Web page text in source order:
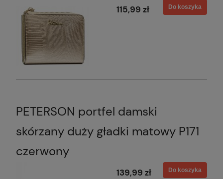
115,99 zł Do koszyka
PETERSON portfel damski
skórzany duży gładki matowy P171
czerwony
139,99 zł Do koszyka